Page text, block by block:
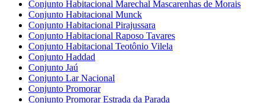
Conjunto Habitacional Marechal Mascarenhas de Morais
Conjunto Habitacional Munck
Conjunto Habitacional Pirajussara
Conjunto Habitacional Raposo Tavares
Conjunto Habitacional Teotônio Vilela
Conjunto Haddad
Conjunto Jaú
Conjunto Lar Nacional
Conjunto Promorar
Conjunto Promorar Estrada da Parada